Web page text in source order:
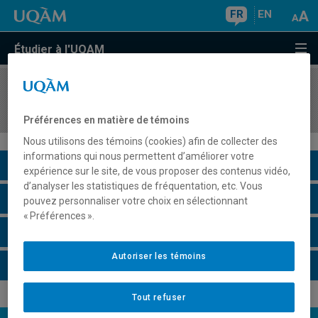
FR EN
Étudier à l'UQAM
COURS//
Description du cours
Horaire - Été 2026
Préférences en matière de témoins
Nous utilisons des témoins (cookies) afin de collecter des
informations qui nous permettent d’améliorer votre
expérience sur le site, de vous proposer des contenus vidéo,
d’analyser les statistiques de fréquentation, etc. Vous
pouvez personnaliser votre choix en sélectionnant
« Préférences ».
Tout refuser
Autoriser les témoins